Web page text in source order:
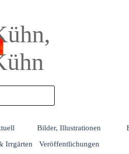
Bilder, Illustrationen
Irrgärten Veröffentlichungen